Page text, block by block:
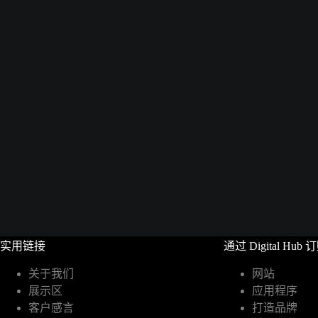
实用链接
关于我们
展示区
客户感言
通过 Digital Hub
网站
应用程序
打造品牌